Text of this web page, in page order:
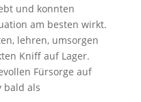
und konnten
am besten wirkt.
lehren, umsorgen
Kniff auf Lager.
Fürsorge auf
bald als